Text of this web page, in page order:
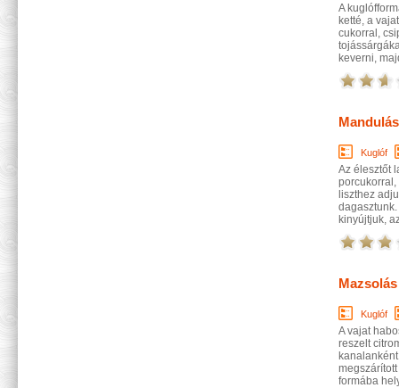
A
ketté, a
cukorral,
keverni,
Kuglóf
Az élesztőt
porcukorral,
liszthez
kinyújtjuk,
Kuglóf
A vajat
reszelt
formába